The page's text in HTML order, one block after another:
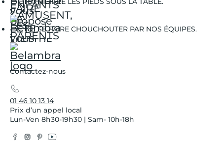
SE FAIRE CHOUCHOUTER PAR NOS ÉQUIPES.
Contactez-nous
01 46 10 13 14
Prix d’un appel local
Lun-Ven 8h30-19h30 | Sam- 10h-18h
Facebook
Instagram
Pinterest
YouTube